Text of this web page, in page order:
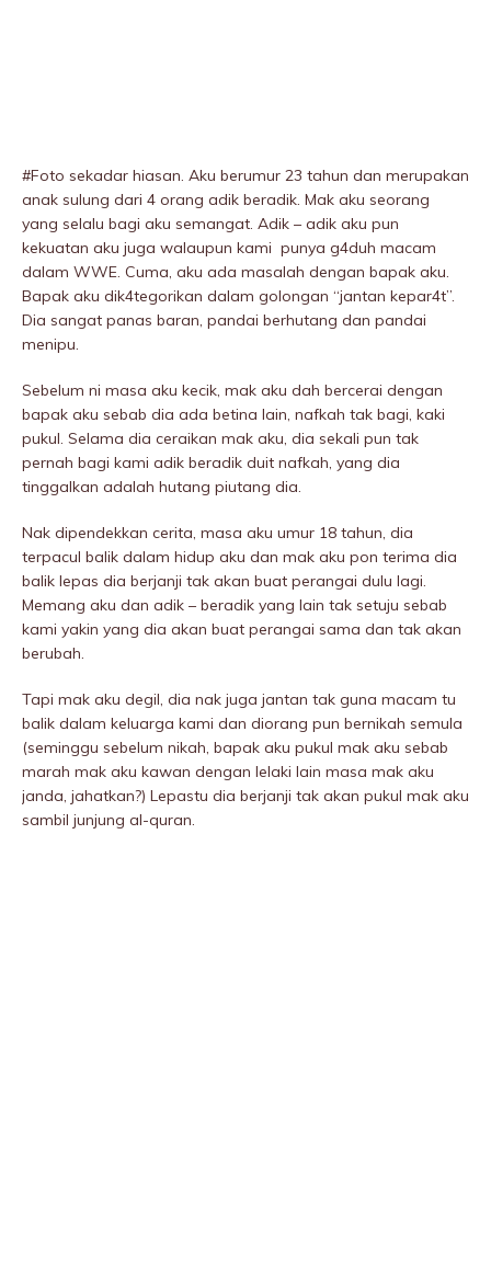
#Foto sekadar hiasan. Aku berumur 23 tahun dan merupakan
anak sulung dari 4 orang adik beradik. Mak aku seorang
yang selalu bagi aku semangat. Adik – adik aku pun
kekuatan aku juga walaupun kami punya g4duh macam
dalam WWE. Cuma, aku ada masalah dengan bapak aku.
Bapak aku dik4tegorikan dalam golongan “jantan kepar4t”.
Dia sangat panas baran, pandai berhutang dan pandai
menipu.
Sebelum ni masa aku kecik, mak aku dah bercerai dengan
bapak aku sebab dia ada betina lain, nafkah tak bagi, kaki
pukuI. Selama dia ceraikan mak aku, dia sekali pun tak
pernah bagi kami adik beradik duit nafkah, yang dia
tinggalkan adalah hutang piutang dia.
Nak dipendekkan cerita, masa aku umur 18 tahun, dia
terpacuI balik dalam hidup aku dan mak aku pon terima dia
balik lepas dia berjanji tak akan buat perangai dulu lagi.
Memang aku dan adik – beradik yang lain tak setuju sebab
kami yakin yang dia akan buat perangai sama dan tak akan
berubah.
Tapi mak aku degil, dia nak juga jantan tak guna macam tu
balik dalam keluarga kami dan diorang pun bernikah semula
(seminggu sebelum nikah, bapak aku pukuI mak aku sebab
marah mak aku kawan dengan lelaki lain masa mak aku
janda, jahatkan?) Lepastu dia berjanji tak akan pukuI mak aku
sambil junjung al-quran.